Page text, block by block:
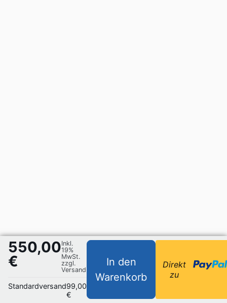
550,00
€
Inkl.
19%
MwSt.
zzgl.
Versand
Standardversand99,00
€
In den
Warenkorb
Direkt
zu